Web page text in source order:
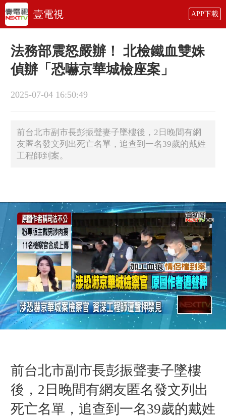
壹電視 APP下載
法務部震怒嚴辦！ 北檢鐵血雙姝
偵辦「恐嚇京華城檢座案」
2025-07-04 16:50:49
前台北市副市長彭振聲妻子墜樓後，2日晚間有網
友匿名發文列出死亡名單，追查到一名39歲的戴姓
工程師到案。
前台北市副市長彭振聲妻子墜樓
後，2日晚間有網友匿名發文列出
死亡名單，追查到一名39歲的戴姓